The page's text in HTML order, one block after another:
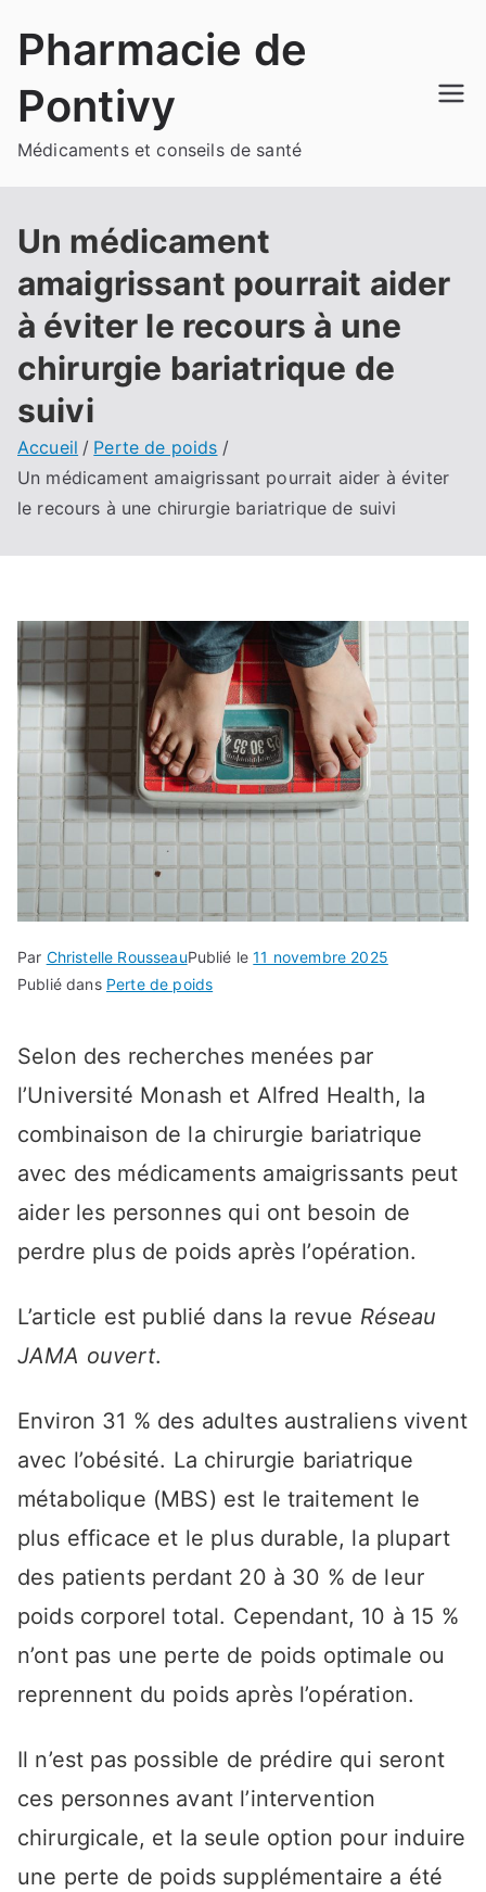
Pharmacie de
Pontivy
Médicaments et conseils de santé
Un médicament
amaigrissant pourrait aider
à éviter le recours à une
chirurgie bariatrique de
suivi
Accueil
Perte de poids
Un médicament amaigrissant pourrait aider à éviter
le recours à une chirurgie bariatrique de suivi
Par Christelle RousseauPublié le11 novembre 2025
Publié dans Perte de poids
Selon des recherches menées par
l’Université Monash et Alfred Health, la
combinaison de la chirurgie bariatrique
avec des médicaments amaigrissants peut
aider les personnes qui ont besoin de
perdre plus de poids après l’opération.
L’article est publié dans la revue Réseau
JAMA ouvert.
Environ 31 % des adultes australiens vivent
avec l’obésité. La chirurgie bariatrique
métabolique (MBS) est le traitement le
plus efficace et le plus durable, la plupart
des patients perdant 20 à 30 % de leur
poids corporel total. Cependant, 10 à 15 %
n’ont pas une perte de poids optimale ou
reprennent du poids après l’opération.
Il n’est pas possible de prédire qui seront
ces personnes avant l’intervention
chirurgicale, et la seule option pour induire
une perte de poids supplémentaire a été